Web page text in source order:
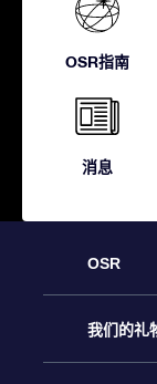
OSR指南
消息
OSR
客户服务
我们的礼